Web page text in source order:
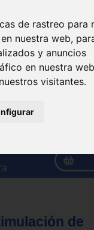
de rastreo para
nuestra web,
y anuncios
en nuestra
visitantes.
de